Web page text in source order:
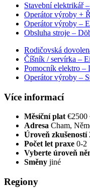
Stavební elektrikář
Operátor výroby +
Operátor výroby –
Obsluha stroje –
Rodičovská
Číšník / servírka –
Pomocník elektro
Operátor výroby –
Více informací
Měsíční plat €2500
Adresa Cham,
Úroveň zkušeností
Počet let praxe 0-2
Vyberte úroveň
Směny jiné
Regiony